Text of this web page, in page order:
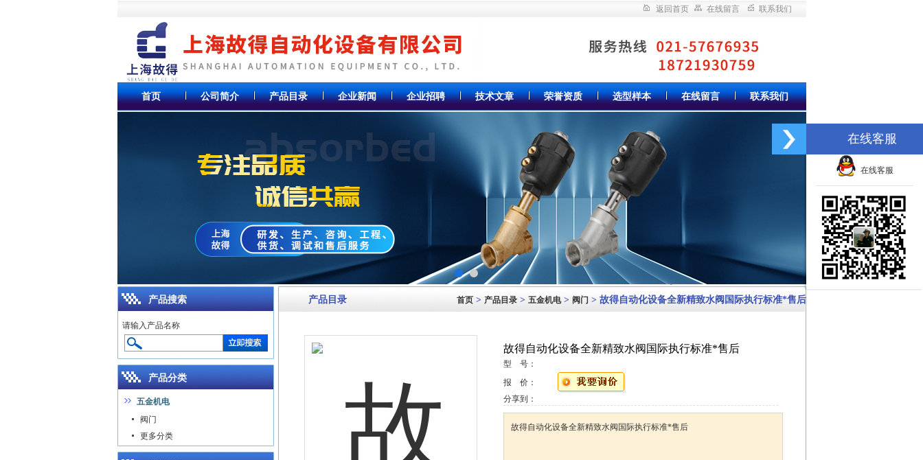
返回首页 在线留言 联系我们
首页 公司简介 产品目录 企业新闻 企业招聘 技术文章 荣誉资质 选型样本 在线留言 联系我们
产品目录 首页> 产品目录> 五金机电> 阀门 > 故得自动化设备全新精致水阀国际执行标准*售后
故得自动化设备全新精致水阀国际执行标准*售后
型 号：
报 价：
分享到：
故得自动化设备全新精致水阀国际执行标准*售后
产品搜索
请输入产品名称
产品分类
五金机电
阀门
更多分类
在线客服
在线客服